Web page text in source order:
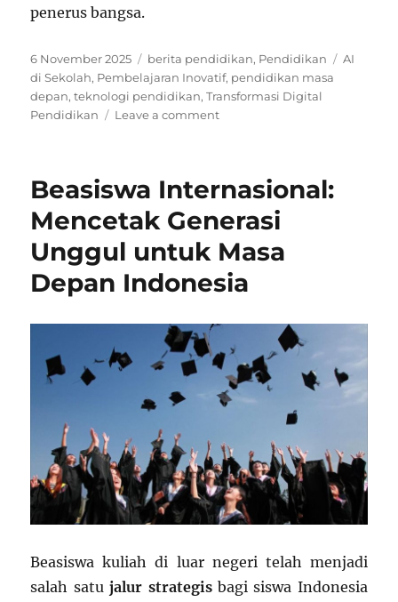
penerus bangsa.
Posted
on
6 November 2025 Categories
berita pendidikan, Pendidikan Tags
AI
di Sekolah, Pembelajaran Inovatif, pendidikan masa
depan,teknologi pendidikan,Transformasi Digital
Pendidikan
Leave a commenton
Teknologi
dan
Penggunaan
Teknologi
Lainnya
Beasiswa Internasional:
Mencetak Generasi
Unggul untuk Masa
Depan Indonesia
Beasiswa kuliah di luar negeri telah menjadi
salah satujalur strategisbagi siswa Indonesia